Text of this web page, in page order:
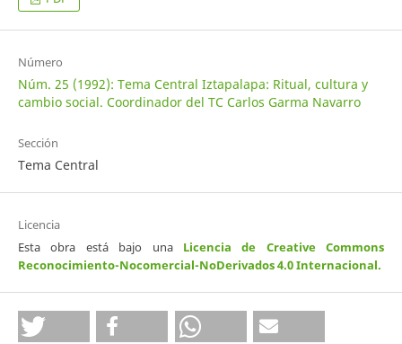
Número
Núm. 25 (1992): Tema Central Iztapalapa: Ritual, cultura y
cambio social. Coordinador del TC Carlos Garma Navarro
Sección
Tema Central
Licencia
Esta obra está bajo una Licencia de Creative Commons
Reconocimiento-Nocomercial-NoDerivados 4.0 Internacional.